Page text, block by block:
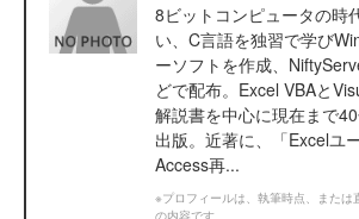
8ビットコンピュータの時
い、C言語を独習で学び
ーソフトを作成、
どで配布。Excel VBAと
解説書を中心に現在まで
出版。近著に、「Excelユ
Access再...
※プロフィールは、執筆時点、または
の内容です